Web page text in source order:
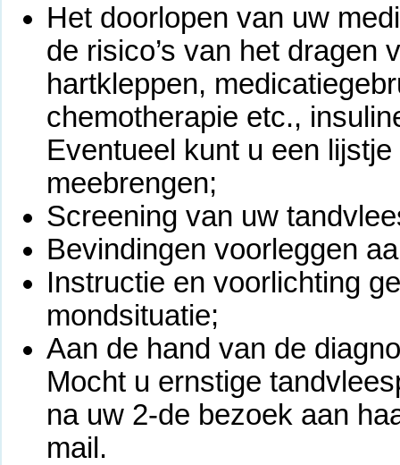
Het doorlopen van uw
de risico’s van het dragen
hartkleppen,
chemotherapie etc.,
Eventueel kunt u een
meebrengen;
Screening van uw
Bevindingen voorleggen
Instructie en voorlichting
mondsituatie;
Aan de hand van de
Mocht u ernstige
na uw 2-de bezoek aan
mail.